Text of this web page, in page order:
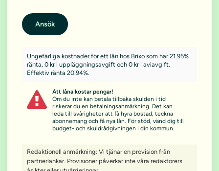
Ansök
Ungefärliga kostnader för ett lån hos Brixo som har 21.95%
ränta, 0 kr i uppläggningsavgift och 0 kr i aviavgift.
Effektiv ränta 20.94%.
Att låna kostar pengar!
Om du inte kan betala tillbaka skulden i tid
riskerar du en betalningsanmärkning. Det kan
leda till svårigheter att få hyra bostad, teckna
abonnemang och få nya lån. För stöd, vänd dig till
budget- och skuldrådgivningen i din kommun.
Redaktionell anmärkning: Vi tjänar en provision från
partnerlänkar. Provisioner påverkar inte våra redaktörers